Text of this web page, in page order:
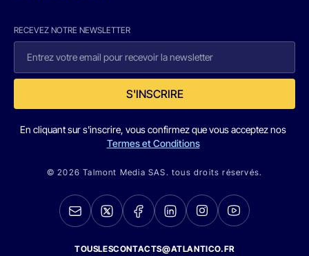
RECEVEZ NOTRE NEWSLETTER
S'INSCRIRE
En cliquant sur s'inscrire, vous confirmez que vous acceptez nos
Termes et Conditions
© 2026 Talmont Media SAS. tous droits réservés.
TOUSLESCONTACTS@ATLANTICO.FR